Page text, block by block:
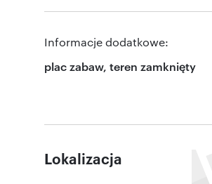
Informacje dodatkowe:
plac zabaw, teren zamknięty
Lokalizacja